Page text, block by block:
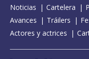
Noticias Cartelera
Avances
Tráilers
Actores y actrices